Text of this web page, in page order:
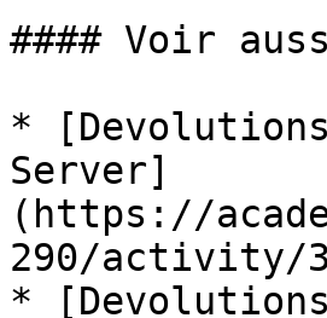
#### Voir
*
Server]
(https://
290/activity/
*